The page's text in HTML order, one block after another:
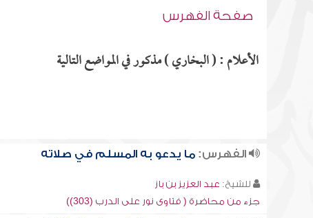
صفحة الفهرس
الأعلام : ( البخاري ) مذكور في المواضع التالية
الفهرس:ما يدعو به المسلم في صلاته
للشيخ: عبد العزيز بن باز
جزء من محاضرة ( فتاوى نور على الدرب (303))